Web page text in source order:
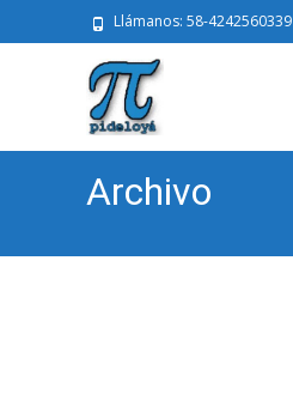
Llámanos: 58-4242560339
Archivo